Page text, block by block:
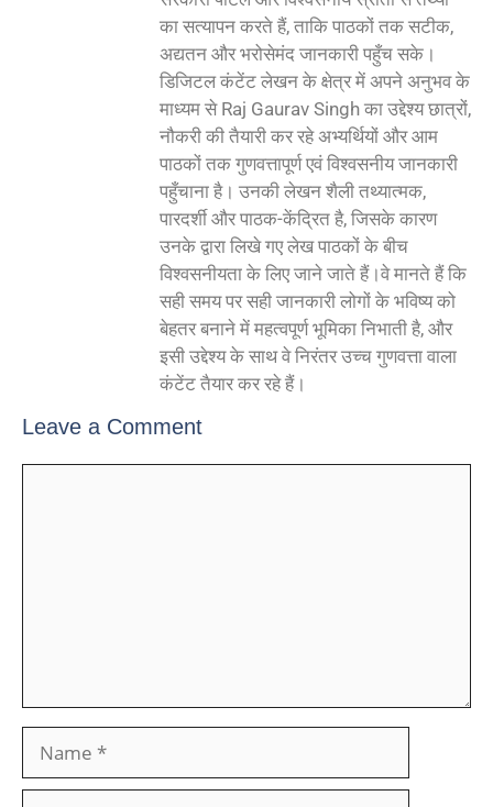
का सत्यापन करते हैं, ताकि पाठकों तक सटीक,
अद्यतन और भरोसेमंद जानकारी पहुँच सके।
डिजिटल कंटेंट लेखन के क्षेत्र में अपने अनुभव के
माध्यम से Raj Gaurav Singh का उद्देश्य छात्रों,
नौकरी की तैयारी कर रहे अभ्यर्थियों और आम
पाठकों तक गुणवत्तापूर्ण एवं विश्वसनीय जानकारी
पहुँचाना है। उनकी लेखन शैली तथ्यात्मक,
पारदर्शी और पाठक-केंद्रित है, जिसके कारण
उनके द्वारा लिखे गए लेख पाठकों के बीच
विश्वसनीयता के लिए जाने जाते हैं।वे मानते हैं कि
सही समय पर सही जानकारी लोगों के भविष्य को
बेहतर बनाने में महत्वपूर्ण भूमिका निभाती है, और
इसी उद्देश्य के साथ वे निरंतर उच्च गुणवत्ता वाला
कंटेंट तैयार कर रहे हैं।
Leave a Comment